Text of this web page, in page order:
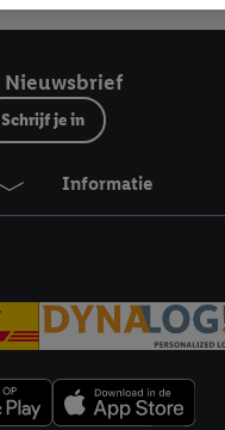
Nieuwsbrief
Schrijf je in
Informatie
in een winkelmandje
en Lidl-diensten,
waarover Criteo S.A.
informatie vinden over de
enkel technisch
voor alle
om jouw toestemming op
voor de Lidl website